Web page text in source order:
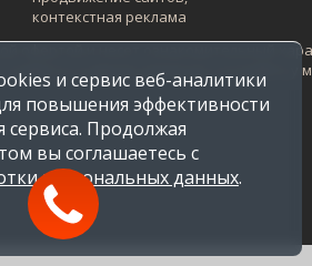
офертой и несет ознакомительный
в других регионах уточняйте
и сервис веб-аналитики
повышения эффективности
сервиса. Продолжая
вы соглашаетесь с
персональных данных.